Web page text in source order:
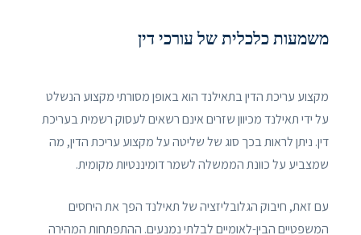
משמעות כלכלית של עורכי דין
מקצוע עריכת הדין בתאילנד הוא באופן מסורתי מקצוע הנשלט
על ידי תאילנד מכיוון שזרים אינם רשאים לעסוק רשמית בעריכת
דין. ניתן לראות בכך סוג של שליטה על מקצוע עריכת הדין, מה
שמצביע על כוונת הממשלה לשמר דומיננטיות מקומית.
עם זאת, חיבוק הגלובליזציה של תאילנד הפך את היחסים
המשפטיים הבין-לאומיים לבלתי נמנעים. ההתפתחות המהירה